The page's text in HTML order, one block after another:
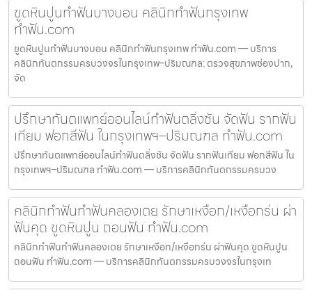
ขูดหินปูนทำฟันบางบอน คลินิกทำฟันกรุงเทพ
ทำฟัน.com
ขูดหินปูนทำฟันบางบอน คลินิกทำฟันกรุงเทพ ทำฟัน.com — บริการ
คลินิกทันตกรรมครบวงจรในกรุงเทพ–ปริมณฑล: ตรวจสุขภาพช่องปาก,
จัด
ปรึกษาทันตแพทย์ออนไลน์ทำฟันตลิ่งชัน จัดฟัน รากฟัน
เทียม ฟอกสีฟัน ในกรุงเทพฯ–ปริมณฑล ทำฟัน.com
ปรึกษาทันตแพทย์ออนไลน์ทำฟันตลิ่งชัน จัดฟัน รากฟันเทียม ฟอกสีฟัน ใน
กรุงเทพฯ–ปริมณฑล ทำฟัน.com — บริการคลินิกทันตกรรมครบวง
คลินิกทำฟันทำฟันคลองเตย รักษาเหงือก/เหงือกร่น ผ่า
ฟันคุด ขูดหินปูน ถอนฟัน ทำฟัน.com
คลินิกทำฟันทำฟันคลองเตย รักษาเหงือก/เหงือกร่น ผ่าฟันคุด ขูดหินปูน
ถอนฟัน ทำฟัน.com — บริการคลินิกทันตกรรมครบวงจรในกรุงเท